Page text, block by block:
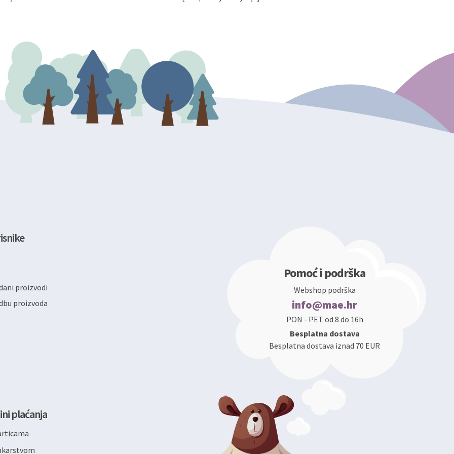
osobnih podataka. Opoziv
proizvodi
proizvoda
plaćanja
Pomoć i podrška
Webshop podrška
info@mae.hr
PON - PET od 8 do 16h
Besplatna dostava
Besplatna dostava iznad 70 EUR